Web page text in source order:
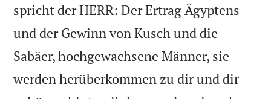
spricht der HERR: Der Ertrag Ägyptens
und der Gewinn von Kusch und die
Sabäer, hochgewachsene Männer, sie
werden herüberkommen zu dir und dir